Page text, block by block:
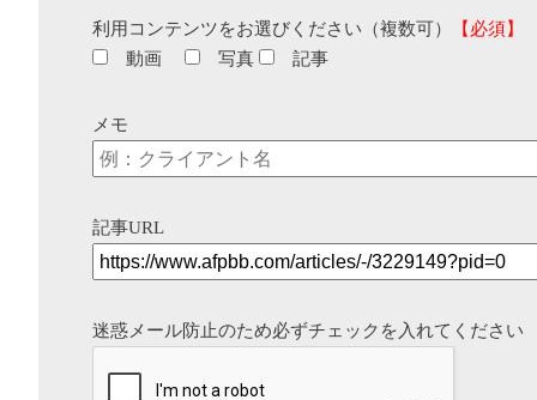
利用コンテンツをお選びください（複数可）
【必須】
動画
写真 記事
メモ
記事URL
迷惑メール防止のため必ずチェックを入れてください